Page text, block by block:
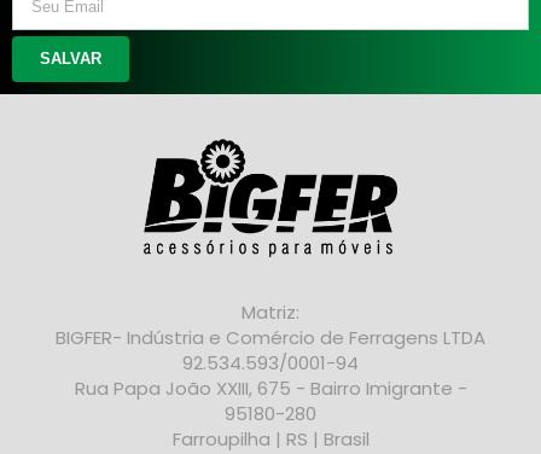
SALVAR
Matriz:
BIGFER- Indústria e Comércio de Ferragens LTDA
92.534.593/0001-94
Rua Papa João XXIII, 675 - Bairro Imigrante -
95180-280
Farroupilha | RS | Brasil